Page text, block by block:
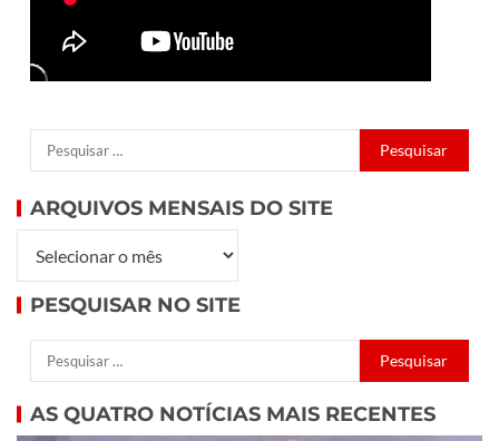
ARQUIVOS MENSAIS DO SITE
PESQUISAR NO SITE
AS QUATRO NOTÍCIAS MAIS RECENTES